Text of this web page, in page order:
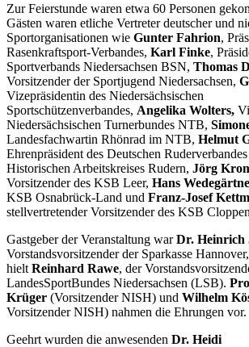
Zur Feierstunde waren etwa 60 Personen
Gästen waren etliche Vertreter deutscher und
Sportorganisationen wie Gunter Fahrion,
Rasenkraftsport-Verbandes, Karl Finke,
Sportverbands Niedersachsen BSN, Thomas
Vorsitzender der Sportjugend Niedersachsen,
Vizepräsidentin des Niedersächsischen
Sportschützenverbandes, Angelika Wolters,
Niedersächsischen Turnerbundes NTB,
Landesfachwartin Rhönrad im NTB, Helmut
Ehrenpräsident des Deutschen
Historischen Arbeitskreises Rudern, Jörg
Vorsitzender des KSB Leer, Hans
KSB Osnabrück-Land und Franz-Josef
stellvertretender Vorsitzender des KSB
Gastgeber der Veranstaltung warDr. Heinrich
Vorstandsvorsitzender der Sparkasse
hielt Reinhard Rawe, der
LandesSportBundes Niedersachsen (LSB).
Krüger (Vorsitzender NISH) und Wilhelm
Vorsitzender NISH) nahmen die Ehrungen vor.
Geehrt wurden die anwesenden Dr. Heidi